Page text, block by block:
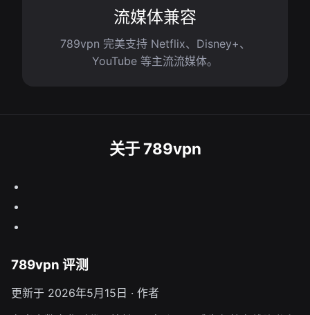
流媒体兼容
789vpn 完美支持 Netflix、Disney+、
YouTube 等主流流媒体。
关于 789vpn
789vpn 评测
更新于 2026年5月15日 · 作者